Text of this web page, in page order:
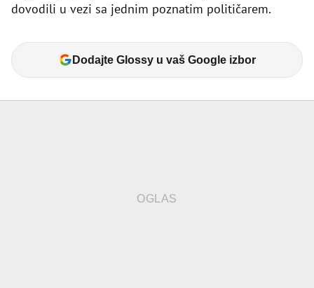
dovodili u vezi sa jednim poznatim političarem.
Dodajte Glossy u vaš Google izbor